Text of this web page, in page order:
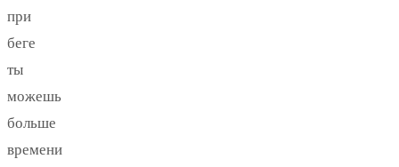
при
беге
ты
можешь
больше
времени